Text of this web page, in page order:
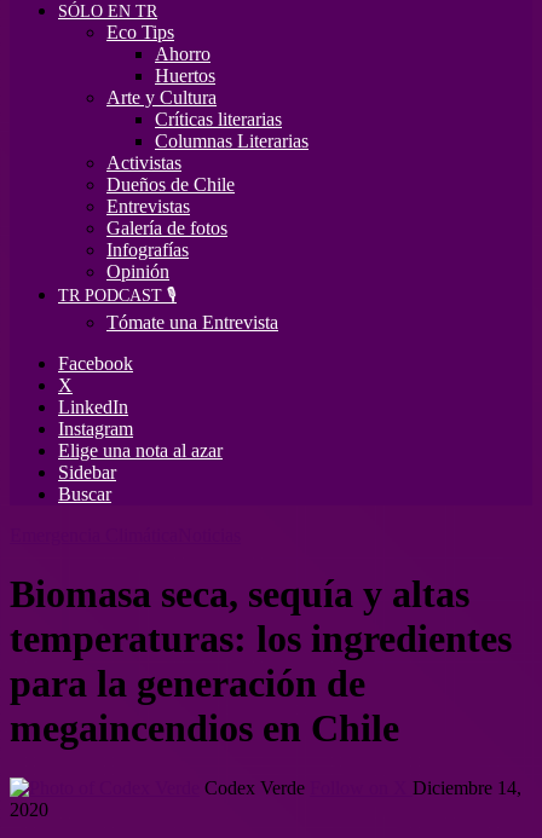
SÓLO EN TR
Eco Tips
Ahorro
Huertos
Arte y Cultura
Críticas literarias
Columnas Literarias
Activistas
Dueños de Chile
Entrevistas
Galería de fotos
Infografías
Opinión
TR PODCAST 🎙️
Tómate una Entrevista
Facebook
X
LinkedIn
Instagram
Elige una nota al azar
Sidebar
Buscar
Biomasa seca, sequía y altas
temperaturas: los ingredientes
para la generación de
megaincendios en Chile
Codex Verde
Diciembre 14,
2020